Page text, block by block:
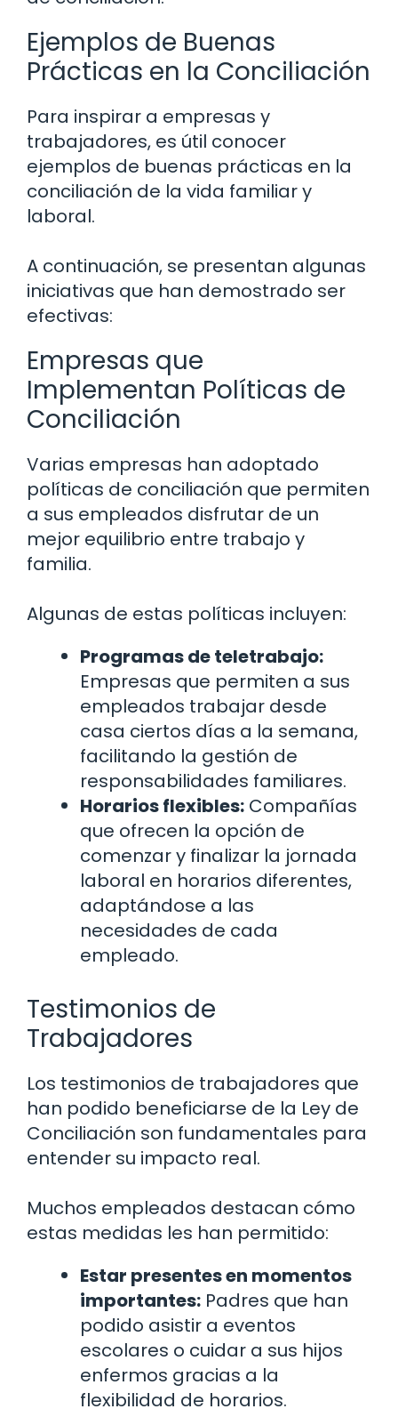
Ejemplos de Buenas
Prácticas en la Conciliación
Para inspirar a empresas y
trabajadores, es útil conocer
ejemplos de buenas prácticas en la
conciliación de la vida familiar y
laboral.
A continuación, se presentan algunas
iniciativas que han demostrado ser
efectivas:
Empresas que
Implementan Políticas de
Conciliación
Varias empresas han adoptado
políticas de conciliación que permiten
a sus empleados disfrutar de un
mejor equilibrio entre trabajo y
familia.
Algunas de estas políticas incluyen:
Programas de teletrabajo:
Empresas que permiten a sus
empleados trabajar desde
casa ciertos días a la semana,
facilitando la gestión de
responsabilidades familiares.
Horarios flexibles: Compañías
que ofrecen la opción de
comenzar y finalizar la jornada
laboral en horarios diferentes,
adaptándose a las
necesidades de cada
empleado.
Testimonios de
Trabajadores
Los testimonios de trabajadores que
han podido beneficiarse de la Ley de
Conciliación son fundamentales para
entender su impacto real.
Muchos empleados destacan cómo
estas medidas les han permitido:
Estar presentes en momentos
importantes: Padres que han
podido asistir a eventos
escolares o cuidar a sus hijos
enfermos gracias a la
flexibilidad de horarios.